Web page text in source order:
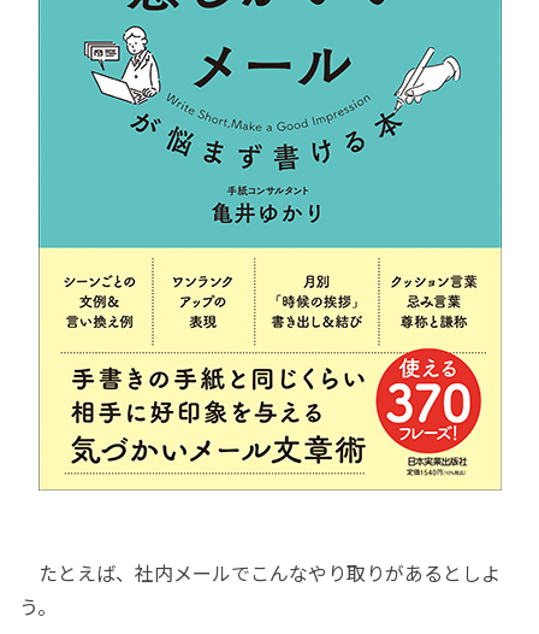
たとえば、社内メールでこんなやり取りがあるとしよ
う。